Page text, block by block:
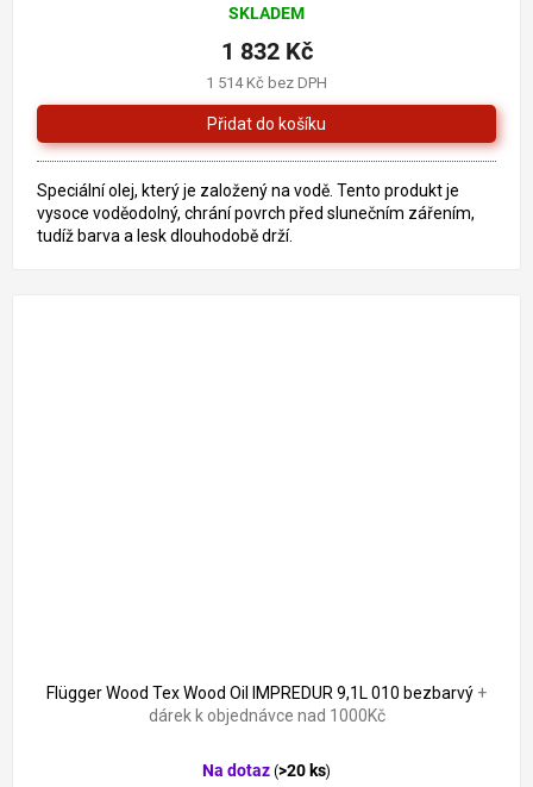
SKLADEM
1 514 Kč bez DPH
1 832 Kč
Speciální olej, který je založený na vodě. Tento produkt je
vysoce voděodolný, chrání povrch před slunečním zářením,
tudíž barva a lesk dlouhodobě drží.
Flügger Wood Tex Wood Oil IMPREDUR 9,1L 010 bezbarvý +
dárek k objednávce nad 1000Kč
Na dotaz (>20 ks)